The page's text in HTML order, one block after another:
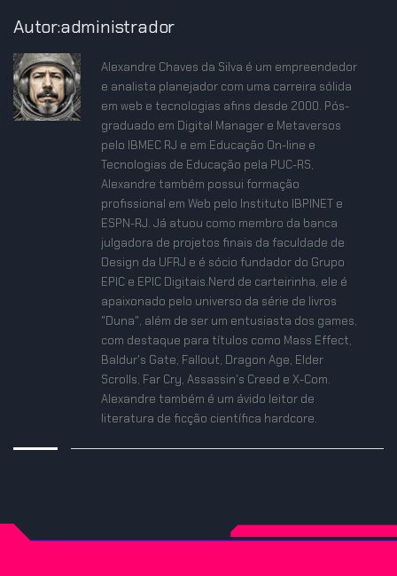
Autor:administrador
Alexandre Chaves da Silva é um empreendedor
e analista planejador com uma carreira sólida
em web e tecnologias afins desde 2000. Pós-
graduado em Digital Manager e Metaversos
pelo IBMEC RJ e em Educação On-line e
Tecnologias de Educação pela PUC-RS,
Alexandre também possui formação
profissional em Web pelo Instituto IBPINET e
ESPN-RJ. Já atuou como membro da banca
julgadora de projetos finais da faculdade de
Design da UFRJ e é sócio fundador do Grupo
EPIC e EPIC Digitais.Nerd de carteirinha, ele é
apaixonado pelo universo da série de livros
"Duna", além de ser um entusiasta dos games,
com destaque para títulos como Mass Effect,
Baldur's Gate, Fallout, Dragon Age, Elder
Scrolls, Far Cry, Assassin's Creed e X-Com.
Alexandre também é um ávido leitor de
literatura de ficção científica hardcore.